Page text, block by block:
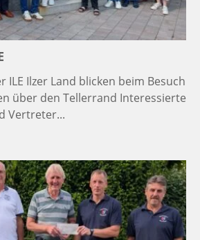
ILE Ilzer Land blicken beim Besuch
über den Tellerrand Interessierte
Vertreter...